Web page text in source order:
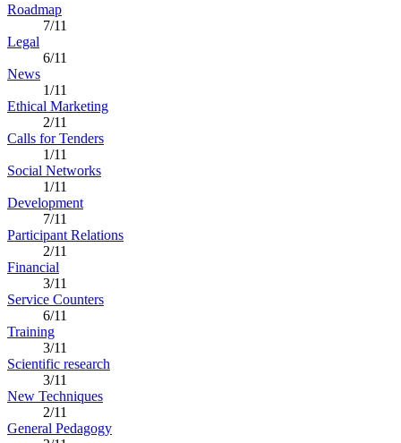
Roadmap
7/11
Legal
6/11
News
1/11
Ethical Marketing
2/11
Calls for Tenders
1/11
Social Networks
1/11
Development
7/11
Participant Relations
2/11
Financial
3/11
Service Counters
6/11
Training
3/11
Scientific research
3/11
New Techniques
2/11
General Pedagogy